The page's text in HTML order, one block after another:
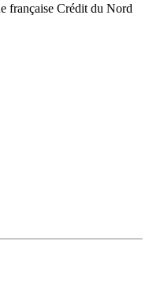
française Crédit du Nord